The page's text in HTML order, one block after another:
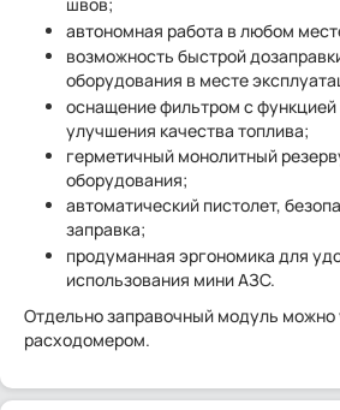
швов;
автономная работа в любом
возможность быстрой
оборудования в месте
оснащение фильтром с
улучшения качества топлива;
герметичный монолитный
оборудования;
автоматический пистолет,
заправка;
продуманная эргономика для
использования мини АЗС.
Отдельно заправочный модуль можно
расходомером.